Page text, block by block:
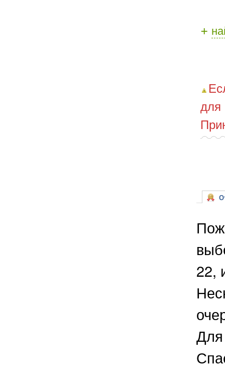
+
для
22,
Для